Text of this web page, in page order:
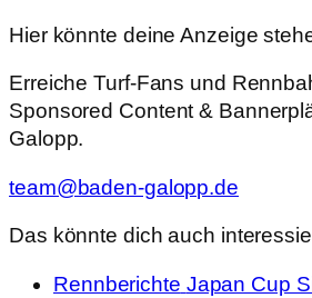
Hier könnte deine Anzeige
Erreiche Turf-Fans und
Sponsored Content &
Galopp.
team@baden-galopp.de
Das könnte dich auch
Rennberichte Japan Cup